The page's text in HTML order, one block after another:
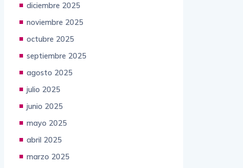
diciembre 2025
noviembre 2025
octubre 2025
septiembre 2025
agosto 2025
julio 2025
junio 2025
mayo 2025
abril 2025
marzo 2025